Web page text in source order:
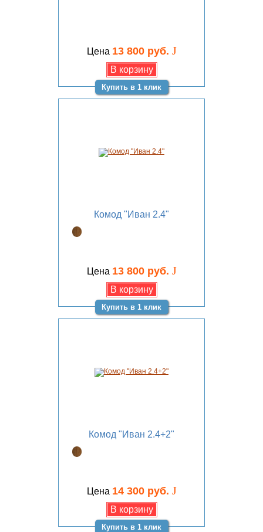
Цена 13 800 руб. J
Купить в 1 клик
Комод "Иван 2.4"
Цена 13 800 руб. J
Купить в 1 клик
Комод "Иван 2.4+2"
Цена 14 300 руб. J
Купить в 1 клик